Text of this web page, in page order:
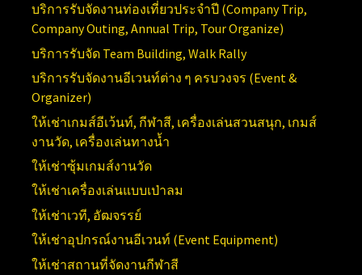
บริการรับจัดงานท่องเที่ยวประจำปี (Company Trip,
Company Outing, Annual Trip, Tour Organize)
บริการรับจัด Team Building, Walk Rally
บริการรับจัดงานอีเวนท์ต่าง ๆ ครบวงจร (Event &
Organizer)
ให้เช่าเกมส์อีเว้นท์, กีฬาสี, เครื่องเล่นสวนสนุก, เกมส์
งานวัด, เครื่องเล่นทางน้ำ
ให้เช่าซุ้มเกมส์งานวัด
ให้เช่าเครื่องเล่นแบบเป่าลม
ให้เช่าเวที, อัฒจรรย์
ให้เช่าอุปกรณ์งานอีเวนท์ (Event Equipment)
ให้เช่าสถานที่จัดงานกีฬาสี